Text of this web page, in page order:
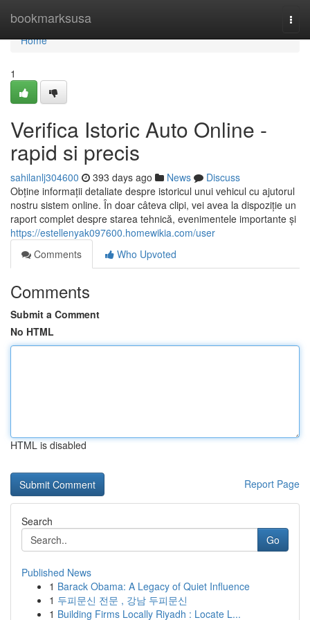
bookmarksusa
Home
Home
1
Verifica Istoric Auto Online -
rapid si precis
sahilanlj304600 393 days ago News
Discuss
Obține informații detaliate despre istoricul unui vehicul cu ajutorul
nostru sistem online. În doar câteva clipi, vei avea la dispoziție un
raport complet despre starea tehnică, evenimentele importante și
https://estellenyak097600.homewikia.com/user
Comments
Who Upvoted
Comments
Submit a Comment
No HTML
HTML is disabled
Report Page
Search
Go
Published News
1 Barack Obama: A Legacy of Quiet Influence
1 두피문신 전문 , 강남 두피문신
1 Building Firms Locally Riyadh : Locate L...